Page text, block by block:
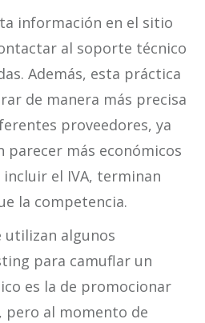
información en el sitio
al soporte técnico
Además, esta práctica
de manera más precisa
proveedores, ya
parecer más económicos
el IVA, terminan
la competencia.
algunos
para camuflar un
es la de promocionar
pero al momento de